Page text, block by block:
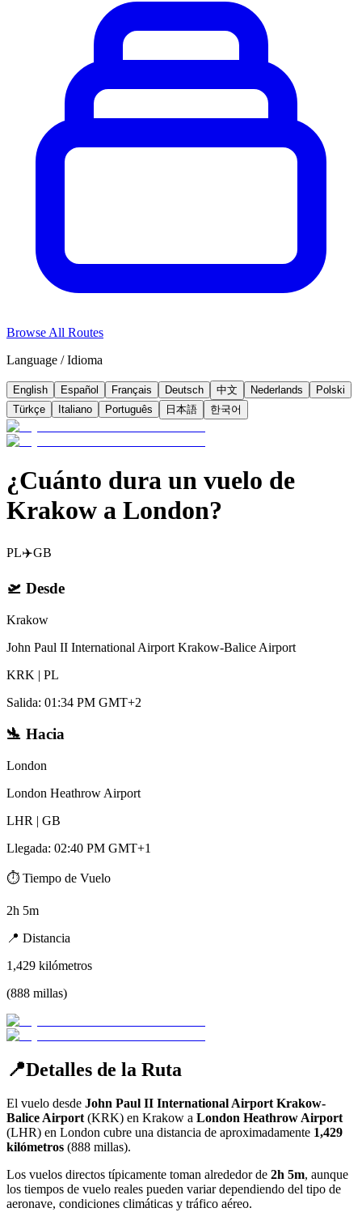
Browse All Routes
Language / Idioma
English Español Français Deutsch 中文 Nederlands
Polski
Türkçe
Italiano Português 日本語 한국어
¿Cuánto dura un vuelo de
Krakow a London?
PL✈️GB
🛫 Desde
Krakow
John Paul II International Airport Krakow-Balice Airport
KRK | PL
Salida: 01:34 PM GMT+2
🛬 Hacia
London
London Heathrow Airport
LHR | GB
Llegada: 02:40 PM GMT+1
⏱️ Tiempo de Vuelo
2h 5m
📍 Distancia
1,429 kilómetros
(888 millas)
📍Detalles de la Ruta
El vuelo desde John Paul II International Airport Krakow-
Balice Airport(KRK) en Krakow a London Heathrow Airport
(LHR) en London cubre una distancia de aproximadamente 1,429
kilómetros (888 millas).
Los vuelos directos típicamente toman alrededor de 2h 5m, aunque
los tiempos de vuelo reales pueden variar dependiendo del tipo de
aeronave, condiciones climáticas y tráfico aéreo.